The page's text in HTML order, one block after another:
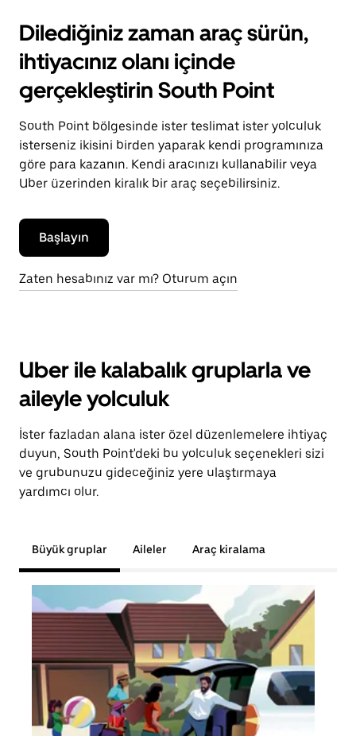
Dilediğiniz zaman araç sürün,
ihtiyacınız olanı içinde
gerçekleştirin South Point
South Point bölgesinde ister teslimat ister yolculuk
isterseniz ikisini birden yaparak kendi programınıza
göre para kazanın. Kendi aracınızı kullanabilir veya
Uber üzerinden kiralık bir araç seçebilirsiniz.
Başlayın
Zaten hesabınız var mı? Oturum açın
Uber ile kalabalık gruplarla ve
aileyle yolculuk
İster fazladan alana ister özel düzenlemelere ihtiyaç
duyun, South Point'deki bu yolculuk seçenekleri sizi
ve grubunuzu gideceğiniz yere ulaştırmaya
yardımcı olur.
Büyük gruplar Aileler Araç kiralama